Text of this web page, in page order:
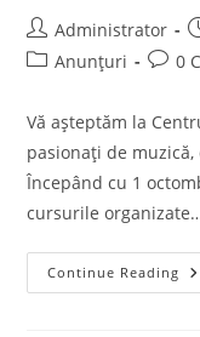
Post
author:
Administrator
PostAnunțuri
Post0
Vă așteptăm la
pasionați de
Începând cu 1
cursurile
Continue Reading